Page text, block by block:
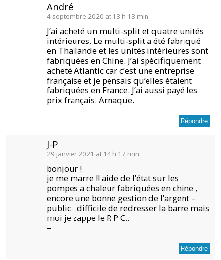
André
4 septembre 2020 at 13 h 13 min
J’ai acheté un multi-split et quatre unités
intérieures. Le multi-split a été fabriqué
en Thaïlande et les unités intérieures sont
fabriquées en Chine. J’ai spécifiquement
acheté Atlantic car c’est une entreprise
française et je pensais qu’elles étaient
fabriquées en France. J’ai aussi payé les
prix français. Arnaque.
Répondre
J-P
29 janvier 2021 at 14 h 17 min
bonjour !
je me marre !! aide de l’état sur les
pompes a chaleur fabriquées en chine ,
encore une bonne gestion de l’argent –
public . difficile de redresser la barre mais
moi je zappe le R P C..
–
Répondre